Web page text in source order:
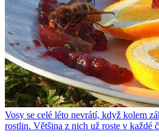
Vosy se celé léto nevrátí, když kolem
rostlin. Většina z nich už roste v každé